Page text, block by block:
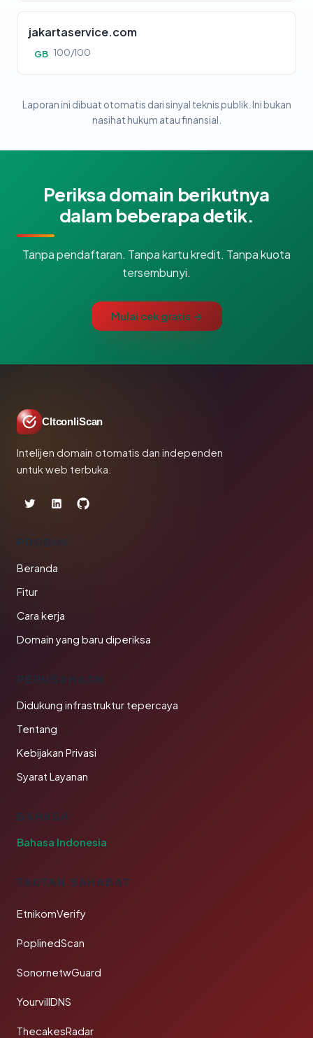
jakartaservice.com
GB 100/100
Laporan ini dibuat otomatis dari sinyal teknis publik. Ini bukan
nasihat hukum atau finansial.
Periksa domain berikutnya
dalam beberapa detik.
Tanpa pendaftaran. Tanpa kartu kredit. Tanpa kuota
tersembunyi.
Mulai cek gratis →
CltconliScan
Intelijen domain otomatis dan independen
untuk web terbuka.
PRODUK
Beranda
Fitur
Cara kerja
Domain yang baru diperiksa
PERUSAHAAN
Didukung infrastruktur tepercaya
Tentang
Kebijakan Privasi
Syarat Layanan
BAHASA
Bahasa Indonesia
TAUTAN SAHABAT
EtnikomVerify
PoplinedScan
SonornetwGuard
YourvillDNS
ThecakesRadar